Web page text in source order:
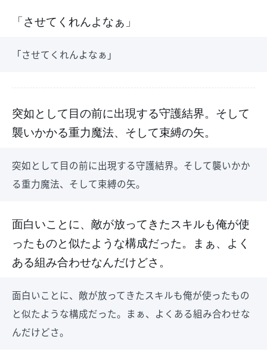
「させてくれんよなぁ」
「させてくれんよなぁ」
突如として目の前に出現する守護結界。そして
襲いかかる重力魔法、そして束縛の矢。
突如として目の前に出現する守護結界。そして襲いかか
る重力魔法、そして束縛の矢。
面白いことに、敵が放ってきたスキルも俺が使
ったものと似たような構成だった。まぁ、よく
ある組み合わせなんだけどさ。
面白いことに、敵が放ってきたスキルも俺が使ったもの
と似たような構成だった。まぁ、よくある組み合わせな
んだけどさ。